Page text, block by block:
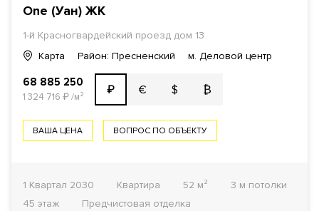
One (Уан) ЖК
1-й Красногвардейский проезд дом 13
Карта
Район: Пресненский м. Деловой центр
68 885 250
1 324 716 ₽/м² ₽ € $ ₿
ВАША ЦЕНА ВОПРОС ПО ОБЪЕКТУ
1 Квартал 2030 Квартира 52 м²
3 м потолки
45 этаж
Предчистовая отделка